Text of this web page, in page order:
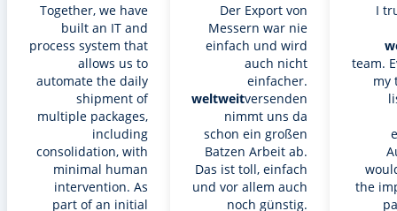
Together, we have
built an IT and
process system that
allows us to
automate the daily
shipment of
multiple packages,
including
consolidation, with
minimal human
intervention. As
part of an initial
Der Export von
Messern war nie
einfach und wird
auch nicht
einfacher.
weltweitversenden
nimmt uns da
schon ein großen
Batzen Arbeit ab.
Das ist toll, einfach
und vor allem auch
noch günstig.
I
team.
my
the